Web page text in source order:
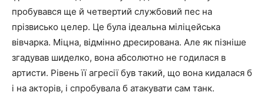
пробувався ще й четвертий службовий пес на
прізвисько целер. Це була ідеальна міліцейська
вівчарка. Міцна, відмінно дресирована. Але як пізніше
згадував шиделко, вона абсолютно не годилася в
артисти. Рівень її агресії був такий, що вона кидалася б
і на акторів, і спробувала б атакувати сам танк.